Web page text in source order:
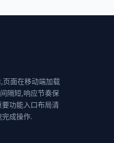
面在移动端加载
隔短,响应节奏保
功能入口布局清
成操作.